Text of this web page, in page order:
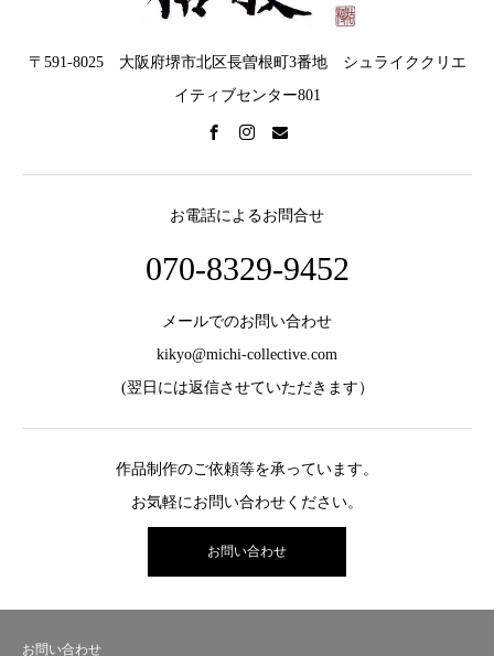
〒591-8025 大阪府堺市北区長曽根町3番地 シュライククリエ
イティブセンター801
お電話によるお問合せ
070-8329-9452
メールでのお問い合わせ
kikyo@michi-collective.com
(翌日には返信させていただきます）
作品制作のご依頼等を承っています。
お気軽にお問い合わせください。
お問い合わせ
お問い合わせ